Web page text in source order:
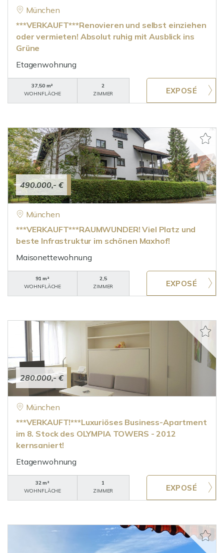
München
***VERKAUFT***Renovieren und selbst einziehen
oder vermieten! Absolut ruhig mit Ausblick ins
Grüne
Etagenwohnung
37,50 m²
WOHNFLÄCHE
2
ZIMMER
490.000,- €
München
***VERKAUFT***RAUMWUNDER! Viel Platz und
beste Infrastruktur im schönen Maxhof!
Maisonettewohnung
91 m²
WOHNFLÄCHE
2,5
ZIMMER
280.000,- €
München
***VERKAUFT!***Luxuriöses Business-Apartment
im 8. Stock des OLYMPIA TOWERS - 2012
kernsaniert!
Etagenwohnung
32 m²
WOHNFLÄCHE
1
ZIMMER